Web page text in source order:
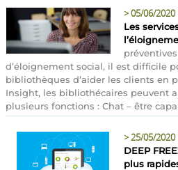
>05/06/2020
Les
d’éloignement social, il est difficile
bibliothèques d’aider les clients en
Insight, les bibliothécaires peuvent
plusieurs fonctions : Chat – être
>25/05/2020
DEEP
plus